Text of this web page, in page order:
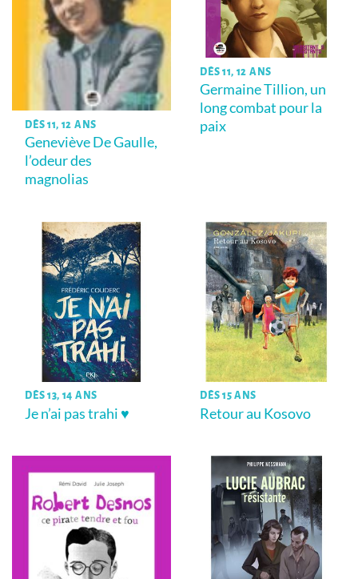
DÈS 11, 12 ANS
Geneviève De Gaulle,
l’odeur des
magnolias
DÈS 11, 12 ANS
Germaine Tillion, un
long combat pour la
paix
DÈS 13, 14 ANS
Je n’ai pas trahi ♥
DÈS 15 ANS
Retour au Kosovo